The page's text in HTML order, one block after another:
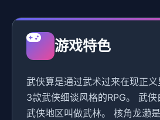
游戏特色
武侠算是通过武术过来在现正
3款武侠细谈风格的RPG。 武侠
武侠地区叫做武林。 核角龙濑